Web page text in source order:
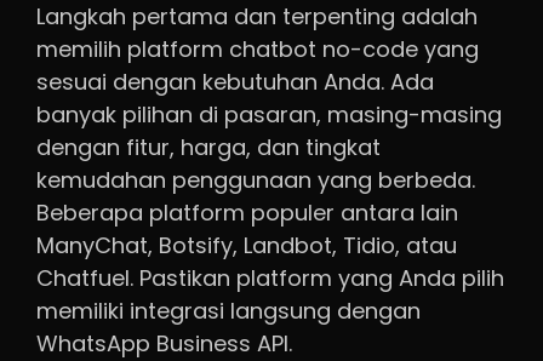
Langkah pertama dan terpenting adalah
memilih platform chatbot no-code yang
sesuai dengan kebutuhan Anda. Ada
banyak pilihan di pasaran, masing-masing
dengan fitur, harga, dan tingkat
kemudahan penggunaan yang berbeda.
Beberapa platform populer antara lain
ManyChat, Botsify, Landbot, Tidio, atau
Chatfuel. Pastikan platform yang Anda pilih
memiliki integrasi langsung dengan
WhatsApp Business API.